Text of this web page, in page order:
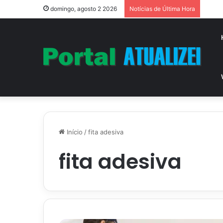
domingo, agosto 2 2026 Notícias de Última Hora
Início /fita adesiva
fita adesiva